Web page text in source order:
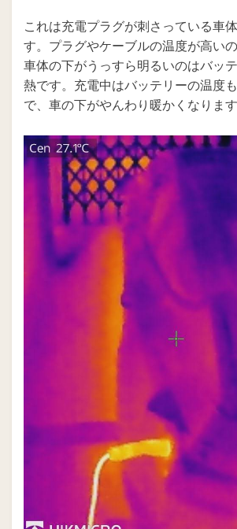
これは充電プラグが刺さっている車
す。プラグやケーブルの温度が高い
車体の下がうっすら明るいのはバッ
熱です。充電中はバッテリーの温度
で、車の下がやんわり暖かくなります